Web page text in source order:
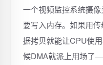
一个视频监控系统摄
要写入内存。如果用
据拷贝就能让CPU使
候DMA就派上用场了